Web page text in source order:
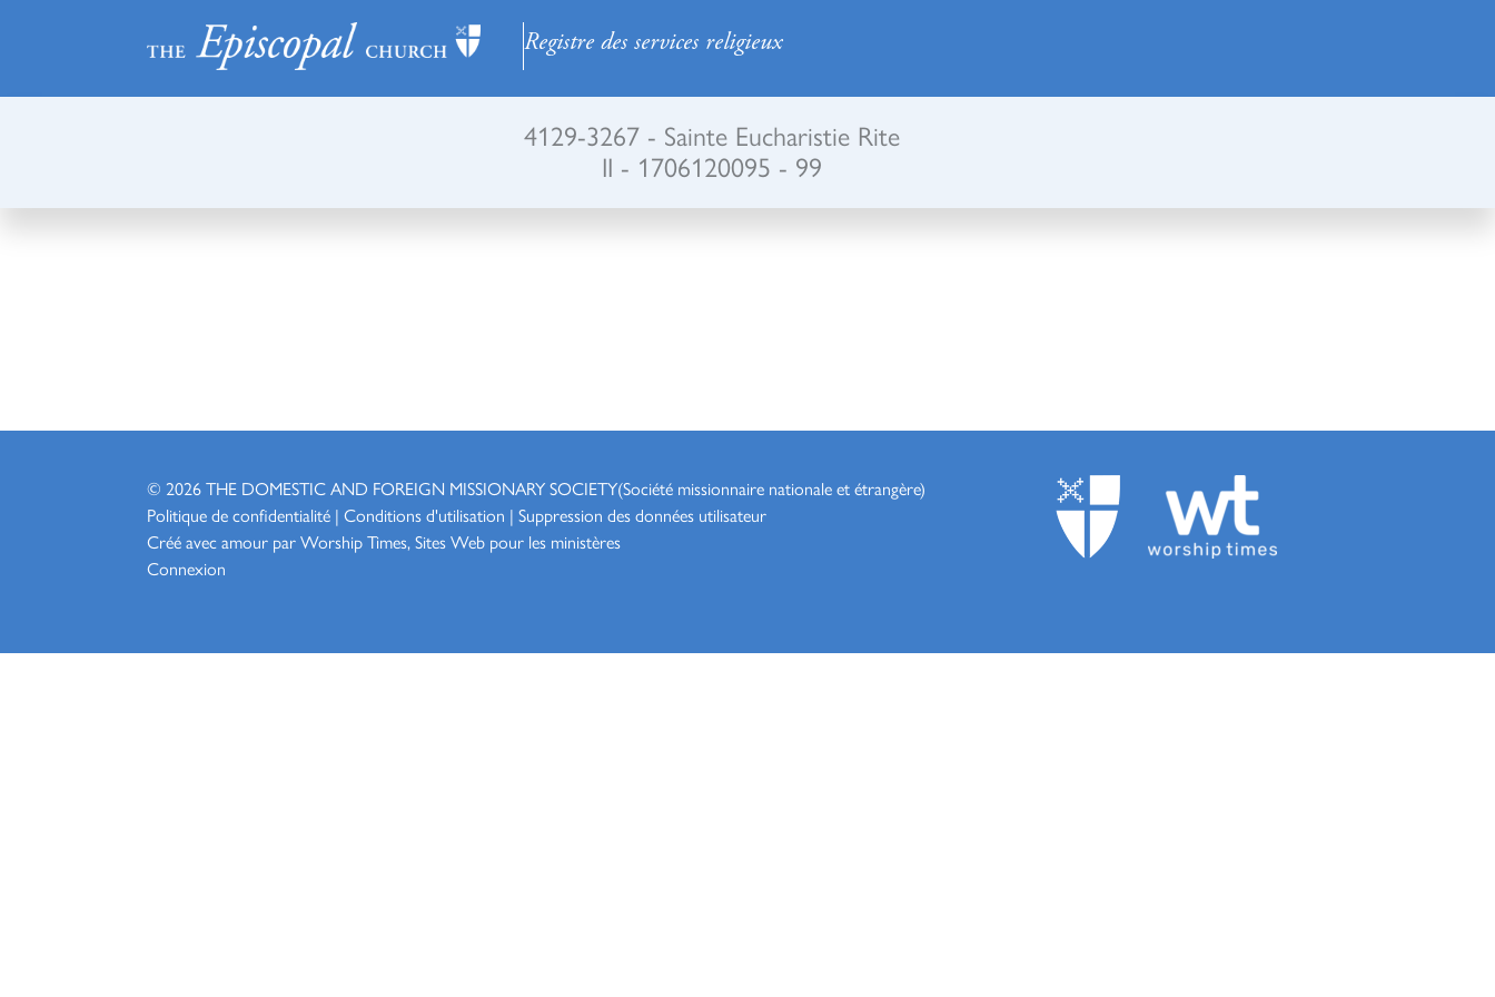
Registre des services religieux
4129-3267 - Sainte Eucharistie Rite
II - 1706120095 - 99
© 2026THE DOMESTIC AND FOREIGN MISSIONARY SOCIETY(Société missionnaire nationale et étrangère)
Politique de confidentialité | Conditions d'utilisation | Suppression des données utilisateur
Créé avec amour par WorshipTimes, Sites Web pour les ministères
Connexion